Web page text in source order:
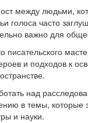
между людьми,
голоса часто
важно для
писательского
и подходов к
над
в темы,
и науки.